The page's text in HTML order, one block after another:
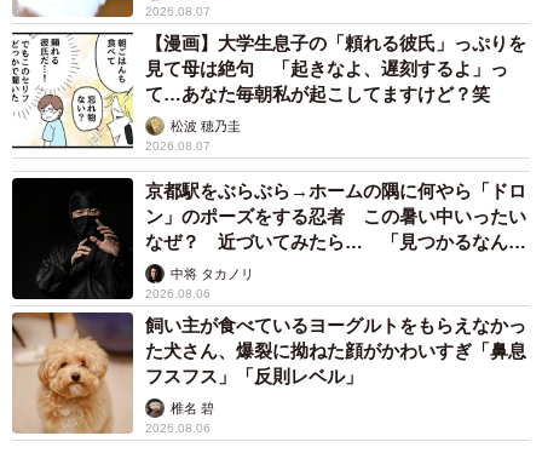
2026.08.07
【漫画】大学生息子の「頼れる彼氏」っぷりを
見て母は絶句 「起きなよ、遅刻するよ」っ
て…あなた毎朝私が起こしてますけど？笑
松波 穂乃圭
2026.08.07
京都駅をぶらぶら→ホームの隅に何やら「ドロ
ン」のポーズをする忍者 この暑い中いったい
なぜ？ 近づいてみたら… 「見つかるなんて
未熟」中将 タカノリ
2026.08.06
飼い主が食べているヨーグルトをもらえなかっ
た犬さん、爆裂に拗ねた顔がかわいすぎ「鼻息
フスフス」「反則レベル」
椎名 碧
2026.08.06